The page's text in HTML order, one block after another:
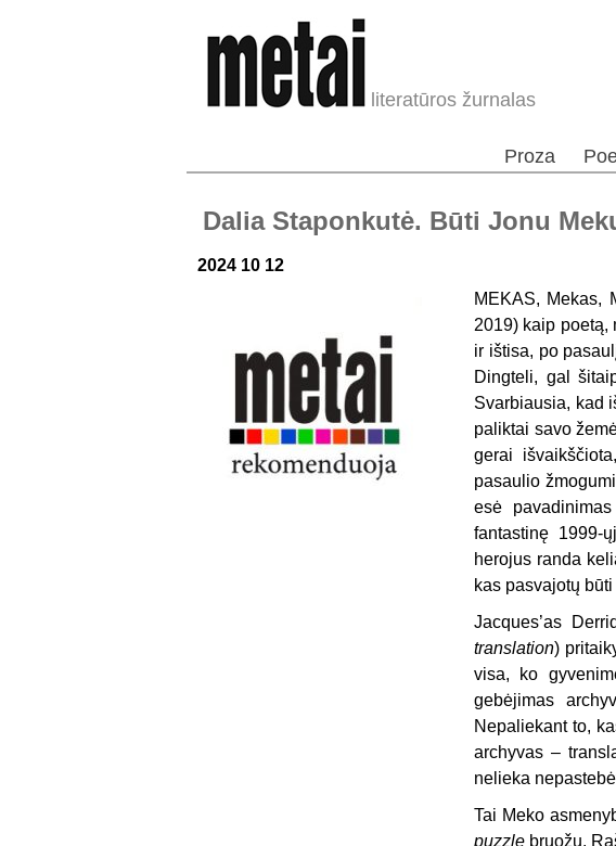
literatūros žurnalas
Proza
Dalia Staponkutė. Būti Jonu
2024 10 12
MEKAS, Mekas,
2019) kaip poetą,
ir ištisa, po
Dingteli, gal
Svarbiausia, kad
paliktai savo
gerai
pasaulio
esė
fantastinę 1999-
herojus randa
kas pasvajotų
Jacques’as
translation)
visa, ko
gebėjimas
Nepaliekant to,
archyvas –
nelieka
Tai Meko
puzzle bruožų.